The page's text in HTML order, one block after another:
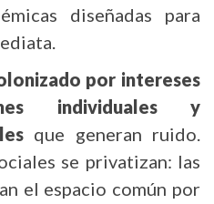
diseñadas para
por intereses
individuales y
que generan ruido.
se privatizan: las
el espacio común por